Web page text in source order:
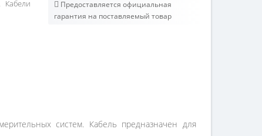
Кабели
Предоставляется официальная
гарантия на поставляемый товар
систем. Кабель предназначен для